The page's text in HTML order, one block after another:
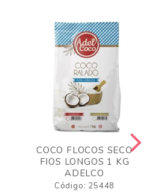
COCO FLOCOS SECO
FIOS LONGOS 1 KG
ADELCO
Código: 25448